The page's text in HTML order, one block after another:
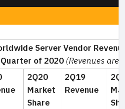
Server Vendor
of 2020 (Revenues are
2Q20
Market
Share
2Q19
Revenue